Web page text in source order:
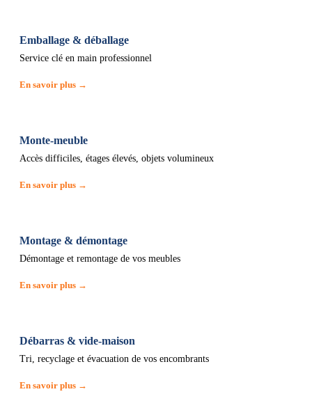
Emballage & déballage
Service clé en main professionnel
En savoir plus →
Monte-meuble
Accès difficiles, étages élevés, objets volumineux
En savoir plus →
Montage & démontage
Démontage et remontage de vos meubles
En savoir plus →
Débarras & vide-maison
Tri, recyclage et évacuation de vos encombrants
En savoir plus →